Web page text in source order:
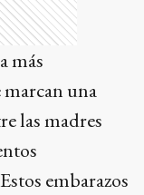
más
una
las madres
embarazos